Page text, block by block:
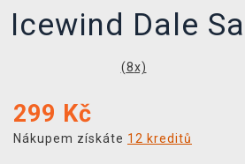
Icewind Dale
(8x)
299 Kč
Nákupem získáte 12 kreditů